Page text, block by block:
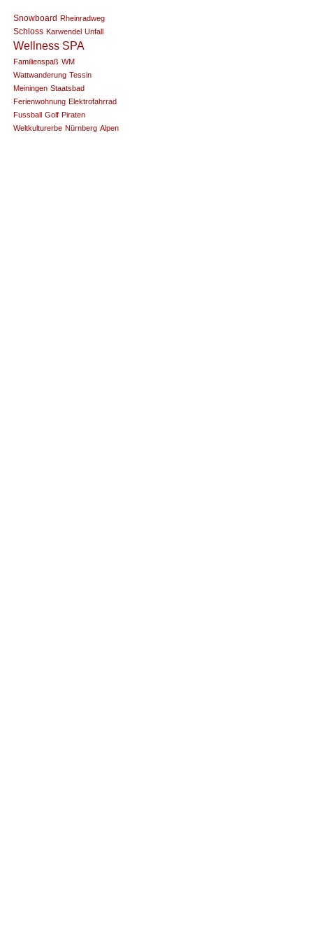
Snowboard Rheinradweg
Schloss Karwendel Unfall
Wellness SPA
Familienspaß WM
Wattwanderung Tessin
Meiningen Staatsbad
Ferienwohnung Elektrofahrrad
Fussball Golf Piraten
Weltkulturerbe Nürnberg Alpen